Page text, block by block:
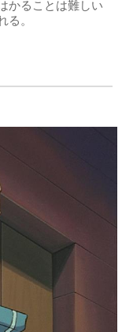
かることは難しい
。